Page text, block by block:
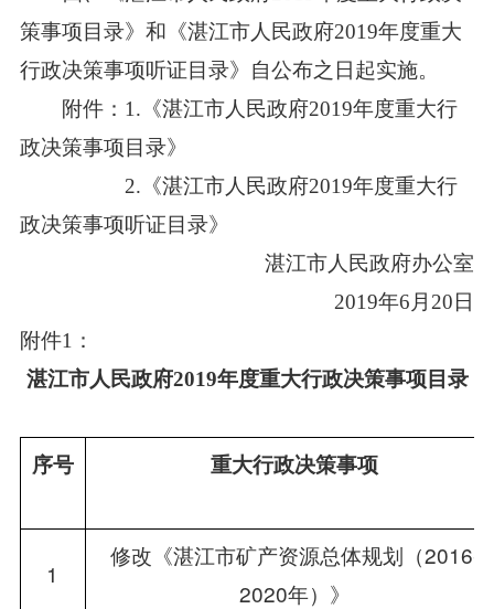
策事项目录》和《湛江市人民政府2019年度重大
行政决策事项听证目录》自公布之日起实施。
附件：1.《湛江市人民政府2019年度重大行
政决策事项目录》
2.《湛江市人民政府2019年度重大行
政决策事项听证目录》
湛江市人民政府办公室
2019年6月20日
附件1：
湛江市人民政府2019年度重大行政决策事项目录
序号 重大行政决策事项
1
修改《湛江市矿产资源总体规划（2016-
2020年）》